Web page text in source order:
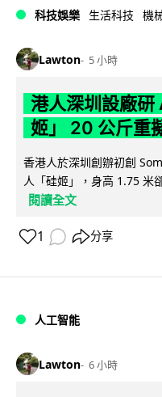
科技娛樂 生活科技 機
Lawton 5 小時
港人深圳設廠研
姬」 20 公斤重
香港人於深圳創辦初創
人「硅姬」，身高 1.75 米
閱讀全文
1 分享
人工智能
Lawton 6 小時